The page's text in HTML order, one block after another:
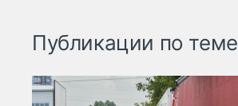
Публикации по теме